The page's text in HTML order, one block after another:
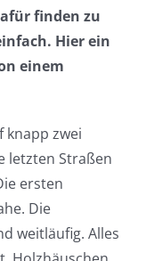
finden zu
Hier ein
einem
knapp zwei
letzten Straßen
ersten
Die
weitläufig. Alles